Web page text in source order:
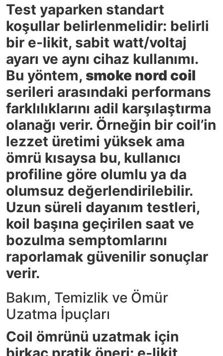
Test yaparken standart
koşullar belirlenmelidir: belirli
bir e-likit, sabit watt/voltaj
ayarı ve aynı cihaz kullanımı.
Bu yöntem, smoke nord coil
serileri arasındaki performans
farklılıklarını adil karşılaştırma
olanağı verir. Örneğin bir coil’in
lezzet üretimi yüksek ama
ömrü kısaysa bu, kullanıcı
profiline göre olumlu ya da
olumsuz değerlendirilebilir.
Uzun süreli dayanım testleri,
koil başına geçirilen saat ve
bozulma semptomlarını
raporlamak güvenilir sonuçlar
verir.
Bakım, Temizlik ve Ömür
Uzatma İpuçları
Coil ömrünü uzatmak için